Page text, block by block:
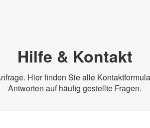
Hilfe & Kontakt
Hier finden Sie alle
Antworten auf häufig gestellte Fragen.